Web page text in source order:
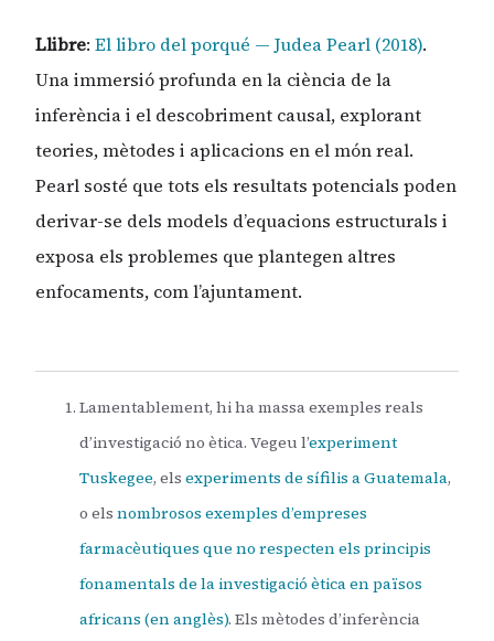
Llibre: El libro del porqué — Judea Pearl (2018).
Una immersió profunda en la ciència de la
inferència i el descobriment causal, explorant
teories, mètodes i aplicacions en el món real.
Pearl sosté que tots els resultats potencials poden
derivar-se dels models d’equacions estructurals i
exposa els problemes que plantegen altres
enfocaments, com l’ajuntament.
Lamentablement, hi ha massa exemples reals
d’investigació no ètica. Vegeu l’experiment
Tuskegee, els experiments de sífilis a Guatemala,
o els nombrosos exemples d’empreses
farmacèutiques que no respecten els principis
fonamentals de la investigació ètica en països
africans (en anglès). Els mètodes d’inferència